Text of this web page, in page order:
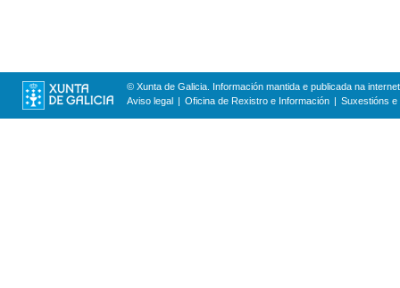
© Xunta de Galicia. Información mantida e publicada na
Aviso legal
Oficina de Rexistro e Información Suxestións e